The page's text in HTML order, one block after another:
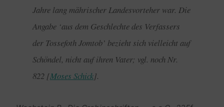
Jahre lang mährischer Landesvorteher war. Die
Angabe ‘aus dem Geschlechte des Verfassers
der Tossefoth Jomtob’ bezieht sich vielleicht auf
Schöndel, nicht auf ihren Vater; vgl. noch Nr.
822 [Moses Schick].